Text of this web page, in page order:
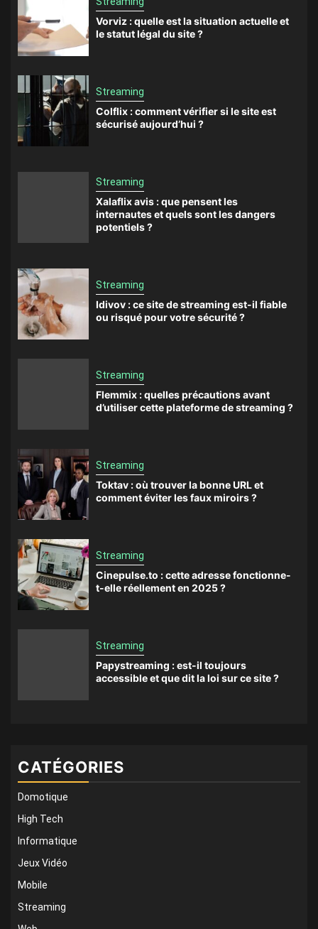
Vorviz : quelle est la situation actuelle et
le statut légal du site ?
Streaming
Colflix : comment vérifier si le site est
sécurisé aujourd’hui ?
Streaming
Xalaflix avis : que pensent les
internautes et quels sont les dangers
potentiels ?
Streaming
Idivov : ce site de streaming est-il fiable
ou risqué pour votre sécurité ?
Streaming
Flemmix : quelles précautions avant
d’utiliser cette plateforme de streaming ?
Streaming
Toktav : où trouver la bonne URL et
comment éviter les faux miroirs ?
Streaming
Cinepulse.to : cette adresse fonctionne-
t-elle réellement en 2025 ?
Streaming
Papystreaming : est-il toujours
accessible et que dit la loi sur ce site ?
CATÉGORIES
Domotique
High Tech
Informatique
Jeux Vidéo
Mobile
Streaming